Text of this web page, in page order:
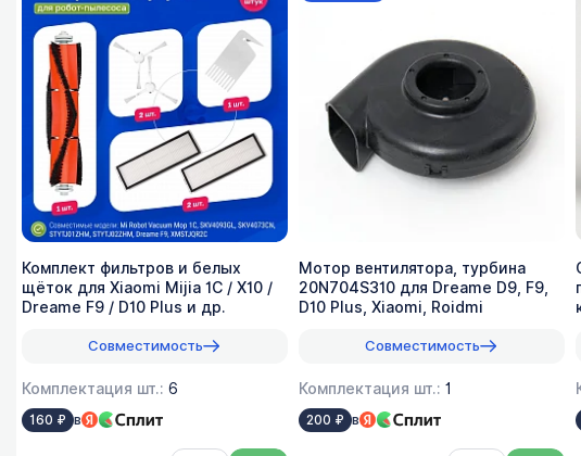
Комплект фильтров и белых
щёток для Xiaomi Mijia 1C / X10 /
Dreame F9 / D10 Plus и др.
Совместимость
Комплектация шт.: 6
160 ₽ в
Мотор вентилятора, турбина
20N704S310 для Dreame D9, F9,
D10 Plus, Xiaomi, Roidmi
Совместимость
Комплектация шт.: 1
200 ₽ в